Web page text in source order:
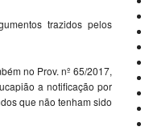
trazidos pelos
no Prov. nº 65/2017,
a notificação por
que não tenham sido